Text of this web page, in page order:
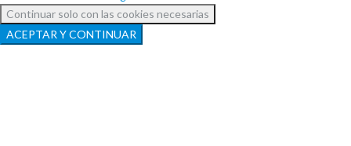
Continuar solo con las cookies necesarias
ACEPTAR Y CONTINUAR